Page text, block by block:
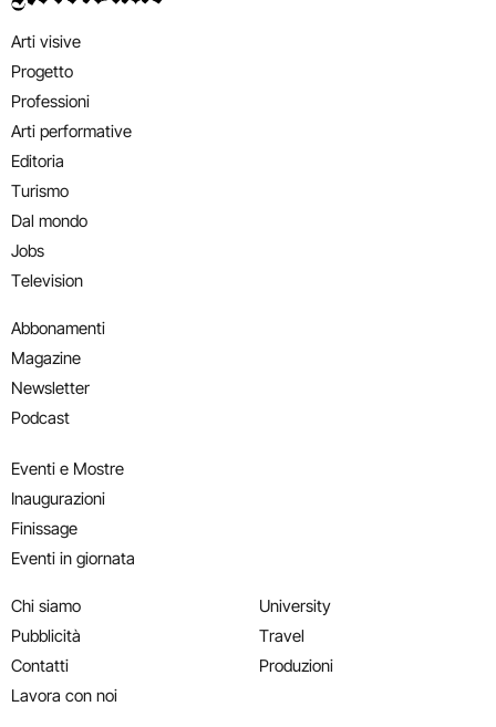
Arti visive
Progetto
Professioni
Arti performative
Editoria
Turismo
Dal mondo
Jobs
Television
Abbonamenti
Magazine
Newsletter
Podcast
Eventi e Mostre
Inaugurazioni
Finissage
Eventi in giornata
Chi siamo
Pubblicità
Contatti
Lavora con noi
University
Travel
Produzioni